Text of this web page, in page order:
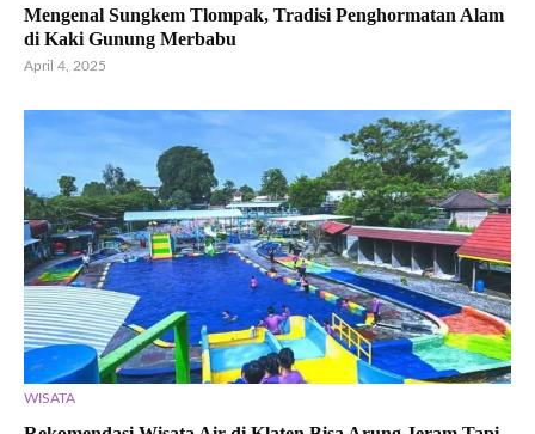
Mengenal Sungkem Tlompak, Tradisi Penghormatan Alam
di Kaki Gunung Merbabu
April 4, 2025
WISATA